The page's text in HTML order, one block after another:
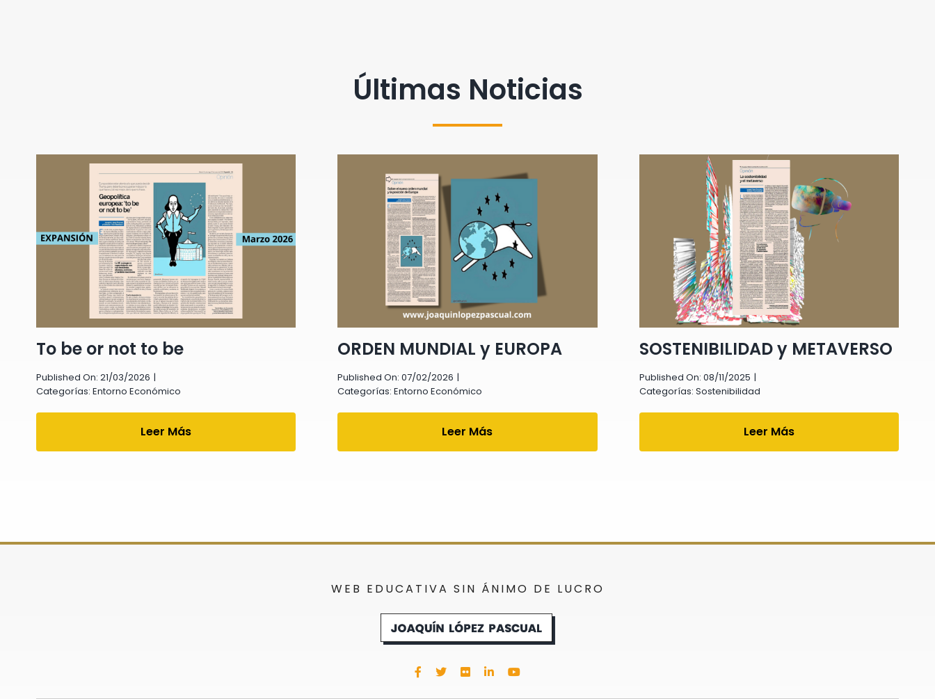
Últimas Noticias
To be or not to be
Published On: 21/03/2026 |
Categorías: Entorno Económico
Leer Más
ORDEN MUNDIAL y EUROPA
Published On: 07/02/2026 |
Categorías:Entorno Económico
Leer Más
SOSTENIBILIDAD y METAVERSO
Published On: 08/11/2025 |
Categorías: Sostenibilidad
Leer Más
WEB EDUCATIVA SIN ÁNIMO DE LUCRO